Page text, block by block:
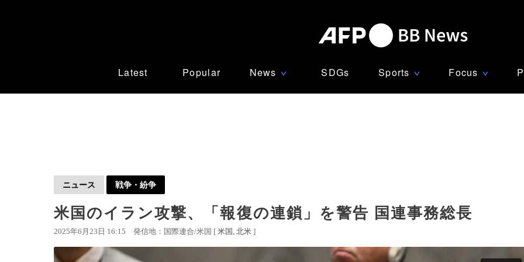
Latest Popular News ∨ SDGs Sports ∨ Focus ∨
ニュース 戦争・紛争
米国のイラン攻撃、「報復の連鎖」を警告 国連事務総長
2025年6月23日 16:15 発信地：国際連合/米国 [ 米国 北米 ]